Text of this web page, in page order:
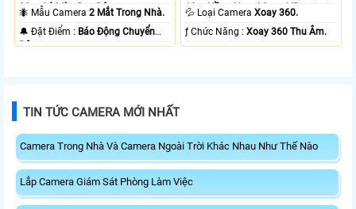
20m Có Màu Ban Ðêm.
🐜 Mẫu Camera2 Mắt Trong Nhà.
️🔔 Đặt Điểm : Báo Động Chuyển
Động.
10m Hồng Ngoại Smart IR.
💦 Loại CameraXoay 360.
️ƒ Chức Năng :Xoay 360 Thu Âm.
TIN TỨC CAMERA MỚI NHẤT
Camera Trong Nhà Và Camera Ngoài Trời Khác Nhau Như Thế Nào
Lắp Camera Giám Sát Phòng Làm Việc